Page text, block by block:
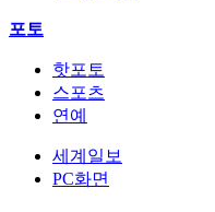
포토
핫포토
스포츠
연예
세계일보
PC화면